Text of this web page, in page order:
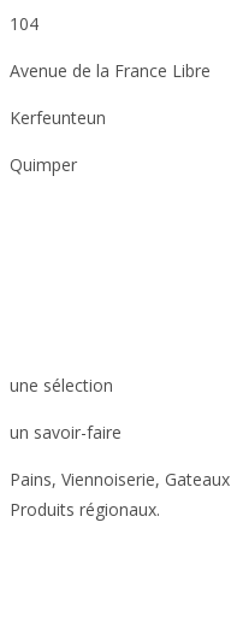
104
Avenue de la France Libre
Kerfeunteun
Quimper
une sélection
un savoir-faire
Pains, Viennoiserie, Gateaux
Produits régionaux.